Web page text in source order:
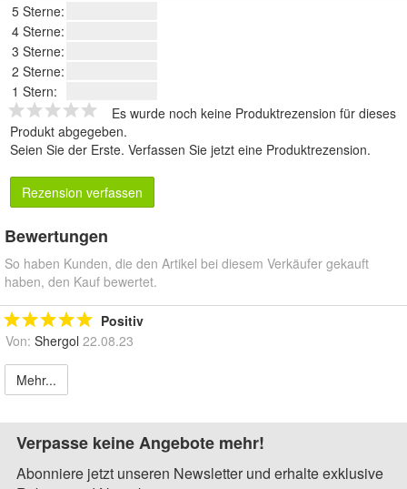
5 Sterne:
4 Sterne:
3 Sterne:
2 Sterne:
1 Stern:
Es wurde noch keine Produktrezension für dieses
Produkt abgegeben.
Seien Sie der Erste. Verfassen Sie jetzt eine Produktrezension.
Rezension verfassen
Bewertungen
So haben Kunden, die den Artikel bei diesem Verkäufer gekauft
haben, den Kauf bewertet.
Positiv
Von: Shergol 22.08.23
Mehr...
Verpasse keine Angebote mehr!
Abonniere jetzt unseren Newsletter und erhalte exklusive